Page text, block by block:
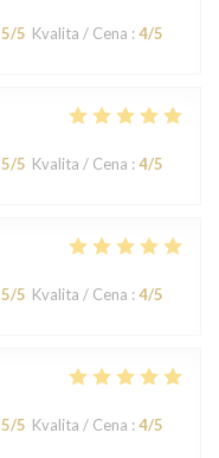
5/5 Kvalita / Cena : 4/5
5/5 Kvalita / Cena : 4/5
5/5 Kvalita / Cena : 4/5
5/5 Kvalita / Cena : 4/5